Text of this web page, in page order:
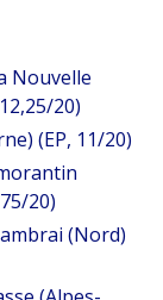
Nouvelle
20)
(EP, 11/20)
20)
(Nord)